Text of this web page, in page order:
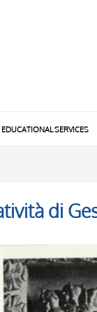
EDUCATIONAL SERVICES
di